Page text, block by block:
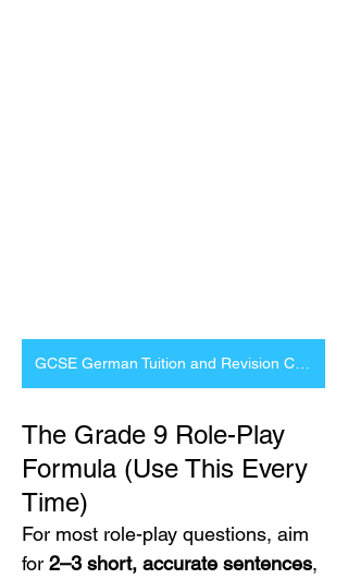
The Grade 9 Role-Play
Formula (Use This Every
Time)
For most role-play questions, aim
for 2–3 short, accurate sentences,